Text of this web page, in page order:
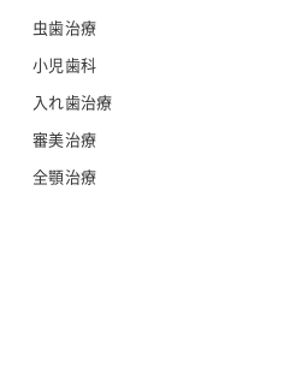
虫歯治療
小児歯科
入れ歯治療
審美治療
全顎治療